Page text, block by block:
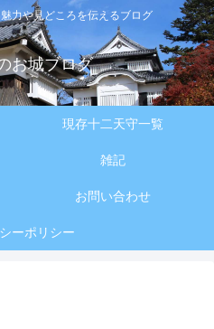
力や見どころを伝えるブログ
お城ブログ
現存十二天守一覧
雑記
お問い合わせ
ーポリシー